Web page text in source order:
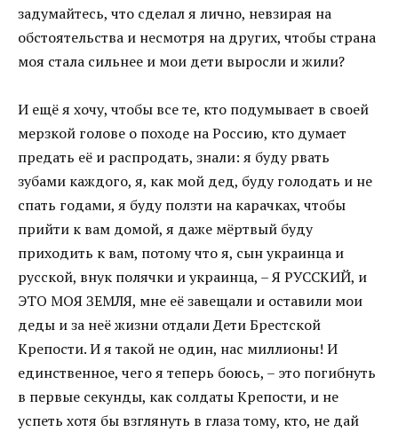
задумайтесь, что сделал я лично, невзирая на
обстоятельства и несмотря на других, чтобы страна
моя стала сильнее и мои дети выросли и жили?
И ещё я хочу, чтобы все те, кто подумывает в своей
мерзкой голове о походе на Россию, кто думает
предать её и распродать, знали: я буду рвать
зубами каждого, я, как мой дед, буду голодать и не
спать годами, я буду ползти на карачках, чтобы
прийти к вам домой, я даже мёртвый буду
приходить к вам, потому что я, сын украинца и
русской, внук полячки и украинца, – Я РУССКИЙ, и
ЭТО МОЯ ЗЕМЛЯ, мне её завещали и оставили мои
деды и за неё жизни отдали Дети Брестской
Крепости. И я такой не один, нас миллионы! И
единственное, чего я теперь боюсь, – это погибнуть
в первые секунды, как солдаты Крепости, и не
успеть хотя бы взглянуть в глаза тому, кто, не дай